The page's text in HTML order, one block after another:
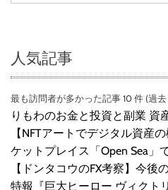
人気記事
最も訪問者が多かった記事 10 件 (過
りもわのお金と投資と副業 資
【NFTアートでデジタル資産
ケットプレイス「Open Sea」
【ドンタコウのFX考察】今後
特報『巨大ヒーロー ヴィクト